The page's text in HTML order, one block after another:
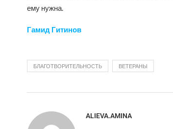
ему нужна.
Гамид Гитинов
БЛАГОТВОРИТЕЛЬНОСТЬ ВЕТЕРАНЫ
ALIEVA.AMINA